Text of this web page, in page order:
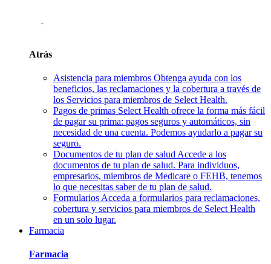
Atrás
Asistencia para miembros Obtenga ayuda con los
beneficios, las reclamaciones y la cobertura a través de
los Servicios para miembros de Select Health.
Pagos de primas Select Health ofrece la forma más fácil
de pagar su prima: pagos seguros y automáticos, sin
necesidad de una cuenta. Podemos ayudarlo a pagar su
seguro.
Documentos de tu plan de salud Accede a los
documentos de tu plan de salud. Para individuos,
empresarios, miembros de Medicare o FEHB, tenemos
lo que necesitas saber de tu plan de salud.
Formularios Acceda a formularios para reclamaciones,
cobertura y servicios para miembros de Select Health
en un solo lugar.
Farmacia
Farmacia